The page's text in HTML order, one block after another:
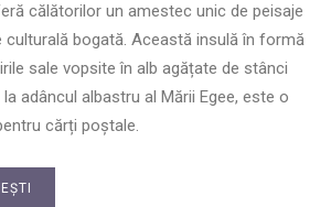
călătorilor un amestec unic de peisaje
bogată. Această insulă în formă
sale vopsite în alb agățate de stânci
adâncul albastru al Mării Egee, este o
cărți poștale.